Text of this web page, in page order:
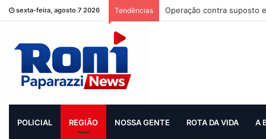
sexta-feira, agosto 7 2026 Tendências Operação contra suposto
POLICIAL REGIÃO NOSSA GENTE ROTA DA VIDA A